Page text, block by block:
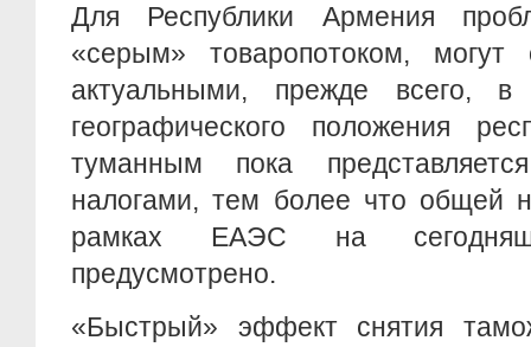
Для Республики Армения
«серым» товаропотоком, могут
актуальными, прежде всего, в
географического положения
туманным пока
налогами, тем более что общей
рамках ЕАЭС на
предусмотрено.
«Быстрый» эффект снятия